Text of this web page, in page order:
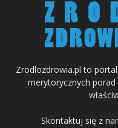
Zrodlozdrowia.pl to
merytorycznych
Skontaktuj się z